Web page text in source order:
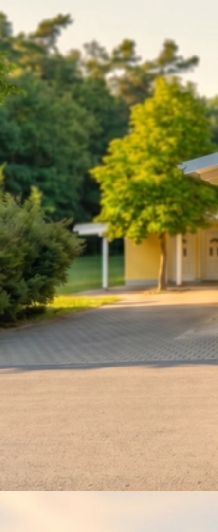
1954 Mitgliederliste Schützenverein Maxhütte Roding (2)